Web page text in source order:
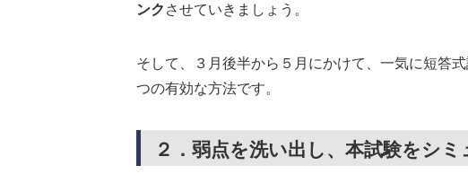
ンク させていきましょう。
そして、３月後半から５月にかけて、一気に短答
つの有効な方法です。
２．弱点を洗い出し、本試験をシ